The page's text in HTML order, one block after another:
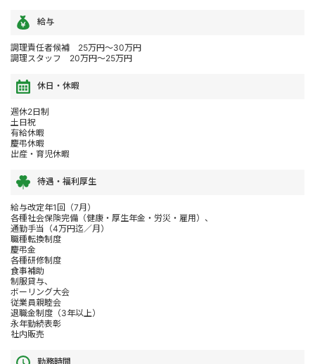
給与
調理責任者候補 25万円～30万円
調理スタッフ 20万円～25万円
休日・休暇
週休2日制
土日祝
有給休暇
慶弔休暇
出産・育児休暇
待遇・福利厚生
給与改定年1回（7月）
各種社会保険完備（健康・厚生年金・労災・雇用）、
通勤手当（4万円迄／月）
職種転換制度
慶弔金
各種研修制度
食事補助
制服貸与、
ボーリング大会
従業員親睦会
退職金制度（3年以上）
永年勤続表彰
社内販売
勤務時間